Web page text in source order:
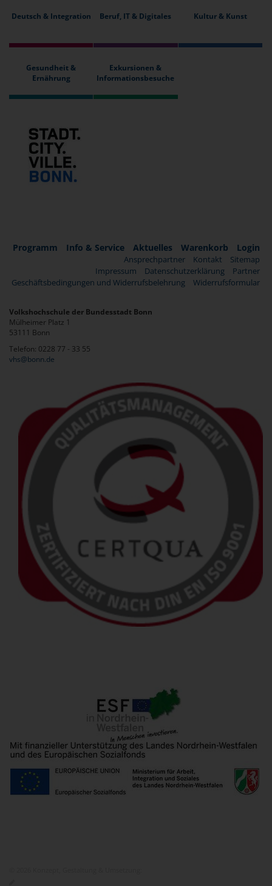
Deutsch & Integration Beruf, IT & Digitales Kultur & Kunst
Gesundheit &
Ernährung
Exkursionen &
Informationsbesuche
Programm Info & Service Aktuelles Warenkorb Login
Ansprechpartner Kontakt
Sitemap
Impressum
Datenschutzerklärung
Partner
Geschäftsbedingungen und Widerrufsbelehrung
Widerrufsformular
Volkshochschule der Bundesstadt Bonn
Mülheimer Platz 1
53111 Bonn
Telefon: 0228 77 - 33 55
vhs@bonn.de